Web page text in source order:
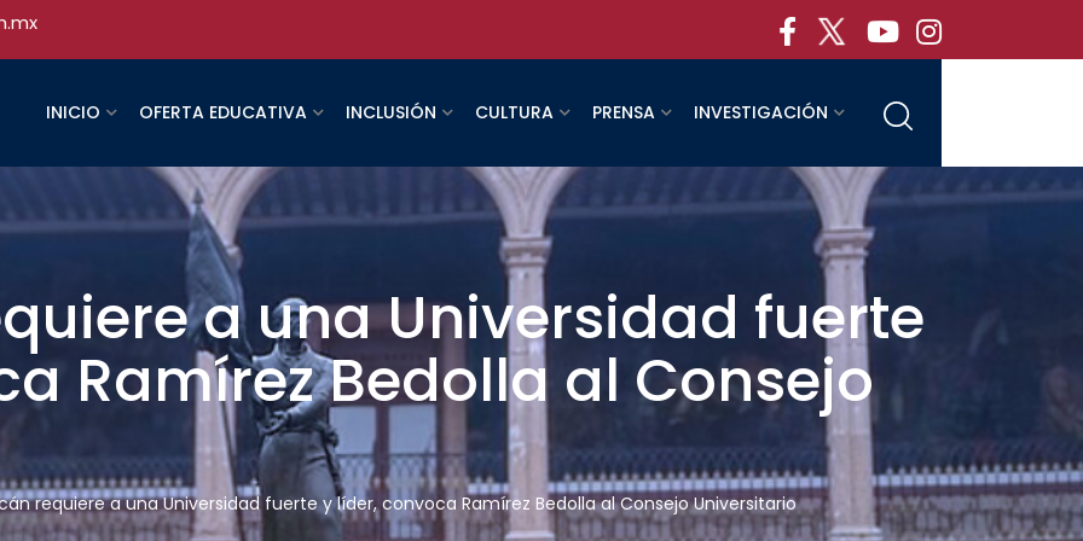
INICIO OFERTA EDUCATIVA INCLUSIÓN CULTURA PRENSA INVESTIGACIÓN
a una Universidad fuerte
Ramírez Bedolla al Consejo
requiere a una Universidad fuerte y líder, convoca Ramírez Bedolla al Consejo Universitario